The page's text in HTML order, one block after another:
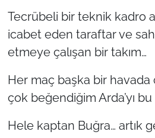
Tecrübeli bir teknik kadro
icabet eden taraftar ve
etmeye çalışan bir takım…
Her maç başka bir havada
çok beğendiğim Arda’yı bu
Hele kaptan Buğra… artık